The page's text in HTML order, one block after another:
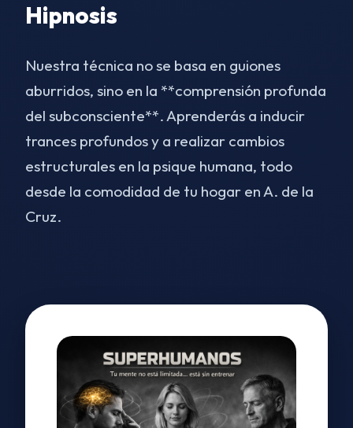
Hipnosis
Nuestra técnica no se basa en guiones
aburridos, sino en la **comprensión profunda
del subconsciente**. Aprenderás a inducir
trances profundos y a realizar cambios
estructurales en la psique humana, todo
desde la comodidad de tu hogar en A. de la
Cruz.